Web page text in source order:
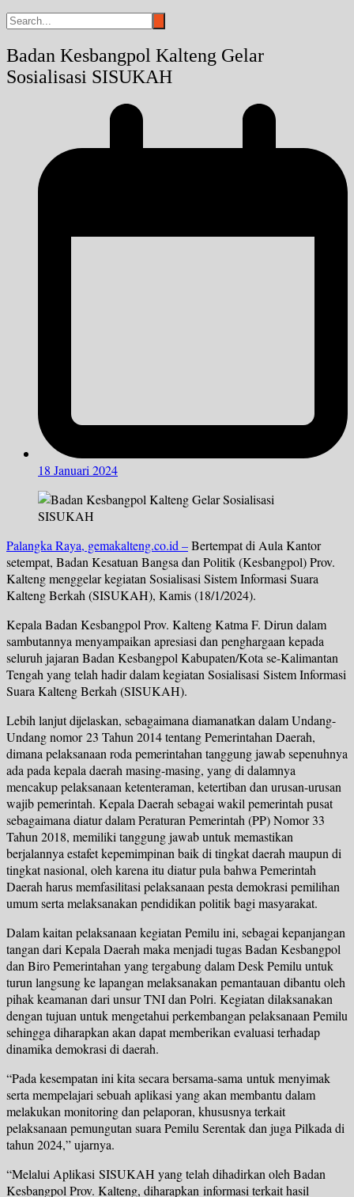
Badan Kesbangpol Kalteng Gelar
Sosialisasi SISUKAH
18 Januari 2024
Palangka Raya, gemakalteng.co.id –Bertempat di Aula Kantor
setempat, Badan Kesatuan Bangsa dan Politik (Kesbangpol) Prov.
Kalteng menggelar kegiatan Sosialisasi Sistem Informasi Suara
Kalteng Berkah (SISUKAH), Kamis (18/1/2024).
Kepala Badan Kesbangpol Prov. Kalteng Katma F. Dirun dalam
sambutannya menyampaikan apresiasi dan penghargaan kepada
seluruh jajaran Badan Kesbangpol Kabupaten/Kota se-Kalimantan
Tengah yang telah hadir dalam kegiatan Sosialisasi Sistem Informasi
Suara Kalteng Berkah (SISUKAH).
Lebih lanjut dijelaskan, sebagaimana diamanatkan dalam Undang-
Undang nomor 23 Tahun 2014 tentang Pemerintahan Daerah,
dimana pelaksanaan roda pemerintahan tanggung jawab sepenuhnya
ada pada kepala daerah masing-masing, yang di dalamnya
mencakup pelaksanaan ketenteraman, ketertiban dan urusan-urusan
wajib pemerintah. Kepala Daerah sebagai wakil pemerintah pusat
sebagaimana diatur dalam Peraturan Pemerintah (PP) Nomor 33
Tahun 2018, memiliki tanggung jawab untuk memastikan
berjalannya estafet kepemimpinan baik di tingkat daerah maupun di
tingkat nasional, oleh karena itu diatur pula bahwa Pemerintah
Daerah harus memfasilitasi pelaksanaan pesta demokrasi pemilihan
umum serta melaksanakan pendidikan politik bagi masyarakat.
Dalam kaitan pelaksanaan kegiatan Pemilu ini, sebagai kepanjangan
tangan dari Kepala Daerah maka menjadi tugas Badan Kesbangpol
dan Biro Pemerintahan yang tergabung dalam Desk Pemilu untuk
turun langsung ke lapangan melaksanakan pemantauan dibantu oleh
pihak keamanan dari unsur TNI dan Polri. Kegiatan dilaksanakan
dengan tujuan untuk mengetahui perkembangan pelaksanaan Pemilu
sehingga diharapkan akan dapat memberikan evaluasi terhadap
dinamika demokrasi di daerah.
“Pada kesempatan ini kita secara bersama-sama untuk menyimak
serta mempelajari sebuah aplikasi yang akan membantu dalam
melakukan monitoring dan pelaporan, khususnya terkait
pelaksanaan pemungutan suara Pemilu Serentak dan juga Pilkada di
tahun 2024,” ujarnya.
“Melalui Aplikasi SISUKAH yang telah dihadirkan oleh Badan
Kesbangpol Prov. Kalteng, diharapkan informasi terkait hasil